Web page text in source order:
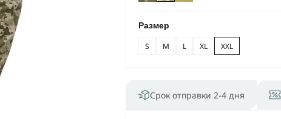
Размер
S M L XL XXL
Срок отправки 2-4 дня